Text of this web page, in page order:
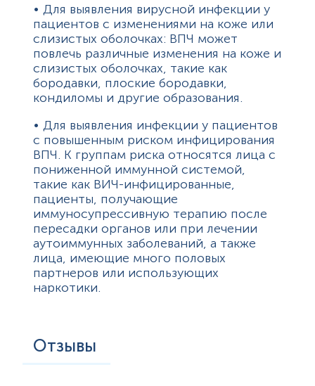
• Для выявления вирусной инфекции у
пациентов с изменениями на коже или
слизистых оболочках: ВПЧ может
повлечь различные изменения на коже и
слизистых оболочках, такие как
бородавки, плоские бородавки,
кондиломы и другие образования.
• Для выявления инфекции у пациентов
с повышенным риском инфицирования
ВПЧ. К группам риска относятся лица с
пониженной иммунной системой,
такие как ВИЧ-инфицированные,
пациенты, получающие
иммуносупрессивную терапию после
пересадки органов или при лечении
аутоиммунных заболеваний, а также
лица, имеющие много половых
партнеров или использующих
наркотики.
Отзывы